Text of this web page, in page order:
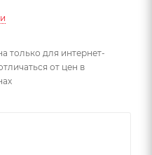
только для интернет-
от цен в